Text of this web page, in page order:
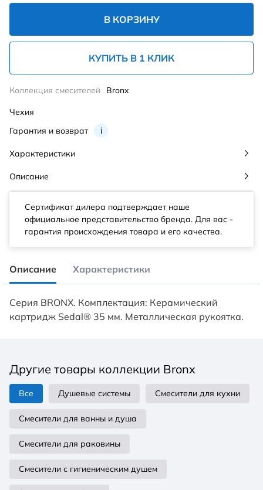
В КОРЗИНУ
КУПИТЬ В 1 КЛИК
Гарантия и возврат i
Коллекция смесителей Bronx
Чехия
Характеристики
Описание
Сертификат дилера подтверждает наше
официальное представительство бренда. Для вас -
гарантия происхождения товара и его качества.
Описание Характеристики
Серия BRONX. Комплектация: Керамический
картридж Sedal® 35 мм. Металлическая рукоятка.
Другие товары коллекции Bronx
Все Душевые системы Смесители для кухни
Смесители для ванны и душа
Смесители для раковины
Смесители с гигиеническим душем